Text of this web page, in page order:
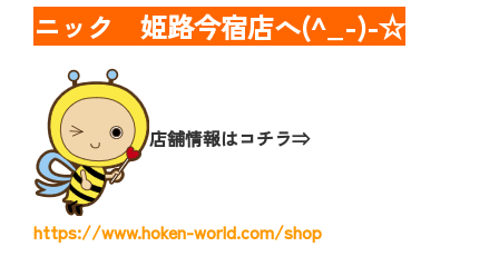
ニック 姫路今宿店へ(^_-)-☆
店舗情報はコチラ⇒
https://www.hoken-world.com/shop